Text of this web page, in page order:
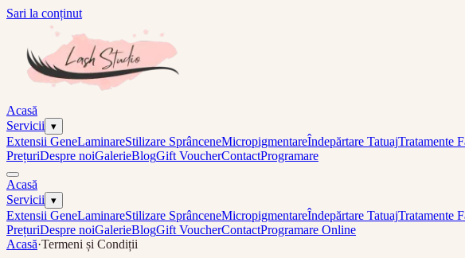
Sari la conținut
Acasă
Servicii ▾
Extensii GeneLaminareStilizare SprânceneMicropigmentareÎndepărtare TatuajTratamente
PrețuriDespre noiGalerieBlogGift VoucherContactProgramare
Acasă
Servicii ▾
Extensii GeneLaminareStilizare SprânceneMicropigmentareÎndepărtare TatuajTratamente
PrețuriDespre noiGalerieBlogGift VoucherContactProgramare Online
Acasă·Termeni și Condiții